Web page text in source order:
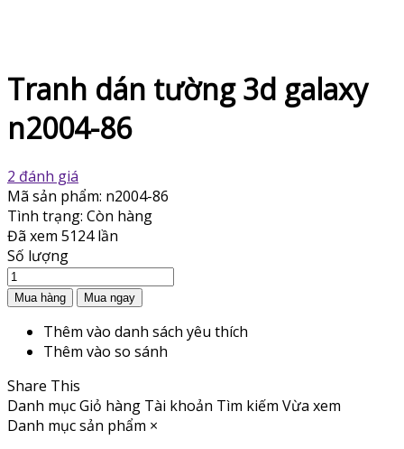
Tranh dán tường 3d galaxy
n2004-86
2 đánh giá
Mã sản phẩm: n2004-86
Tình trạng: Còn hàng
Đã xem 5124 lần
Số lượng
Thêm vào danh sách yêu thích
Thêm vào so sánh
Share This
Danh mụcGiỏ hàng Tài khoản Tìm kiếm Vừa xem
Danh mục sản phẩm ×